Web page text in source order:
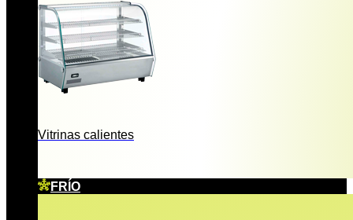
Vitrinas calientes
FRÍO